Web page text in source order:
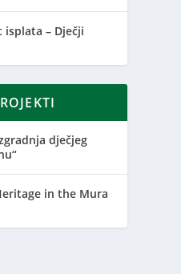
– Dječji
dječjeg
in the Mura